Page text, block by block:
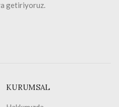
getiriyoruz.
KURUMSAL